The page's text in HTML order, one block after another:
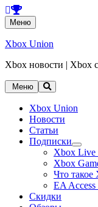
Меню Перейти
к
содержанию
Xbox Union
Xbox новости | Xbox
Меню
Перейти
Xbox Union
Новости
Статьи
Подписки
меню
Xbox Live
Xbox
Что такое
EA
Скидки